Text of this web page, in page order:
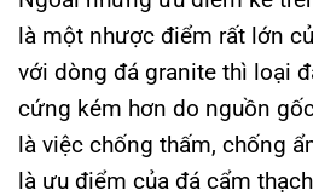
là một nhược điểm rất lớn
với dòng đá granite thì loại
cứng kém hơn do nguồn
là việc chống thấm, chống
là ưu điểm của đá cẩm